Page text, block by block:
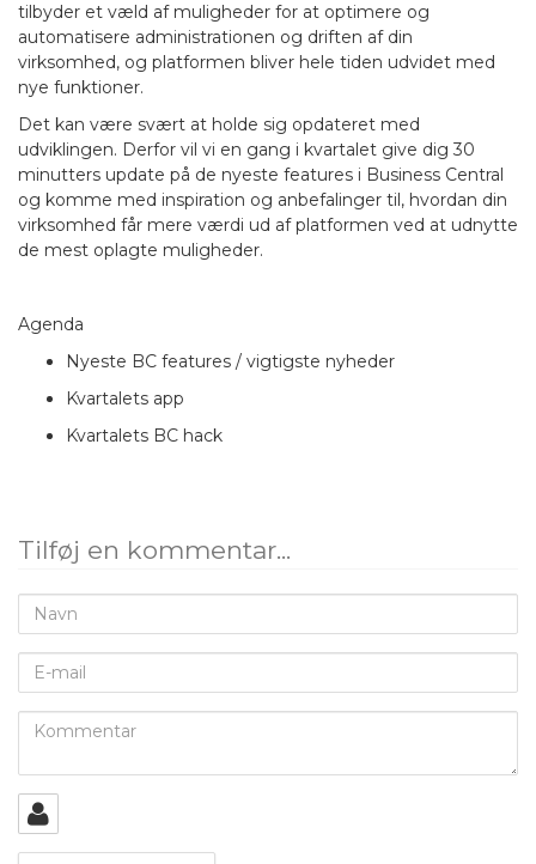
tilbyder et væld af muligheder for at optimere og
automatisere administrationen og driften af din
virksomhed, og platformen bliver hele tiden udvidet med
nye funktioner.
Det kan være svært at holde sig opdateret med
udviklingen. Derfor vil vi en gang i kvartalet give dig 30
minutters update på de nyeste features i Business Central
og komme med inspiration og anbefalinger til, hvordan din
virksomhed får mere værdi ud af platformen ved at udnytte
de mest oplagte muligheder.
Agenda
Nyeste BC features / vigtigste nyheder
Kvartalets app
Kvartalets BC hack
Tilføj en kommentar...
Navn
mail
Kommentar